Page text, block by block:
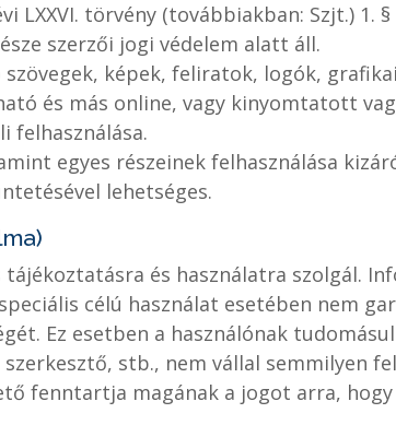
LXXVI. törvény (továbbiakban: Szjt.)
szerzői jogi védelem alatt áll.
képek, feliratok, logók,
és más online, vagy kinyomtatott
felhasználása.
egyes részeinek felhasználása
lehetséges.
tájékoztatásra és használatra szolgál.
célú használat esetében nem
Ez esetben a használónak
stb., nem vállal semmilyen
fenntartja magának a jogot arra,